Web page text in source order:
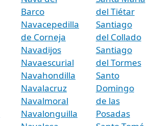
Barco
Navacepedilla
de Corneja
Navadijos
Navaescurial
Navahondilla
Navalacruz
Navalmoral
Navalonguilla
del Tiétar
Santiago
del Collado
Santiago
del Tormes
Santo
Domingo
de las
Posadas